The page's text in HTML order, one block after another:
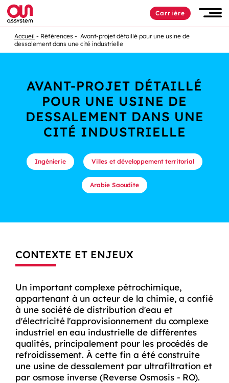
Carrière
Accueil Références
Avant-projet détaillé pour une usine de
dessalement dans une cité industrielle
AVANT-PROJET DÉTAILLÉ
POUR UNE USINE DE
DESSALEMENT DANS UNE
CITÉ INDUSTRIELLE
Ingénierie Villes et développement territorial
Arabie Saoudite
CONTEXTE ET ENJEUX
Un important complexe pétrochimique,
appartenant à un acteur de la chimie, a confié
à une société de distribution d'eau et
d'électricité l'approvisionnement du complexe
industriel en eau industrielle de différentes
qualités, principalement pour les procédés de
refroidissement. À cette fin a été construite
une usine de dessalement par ultrafiltration et
par osmose inverse (Reverse Osmosis - RO).